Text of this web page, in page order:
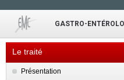
GASTRO-
Le traité
Présentation